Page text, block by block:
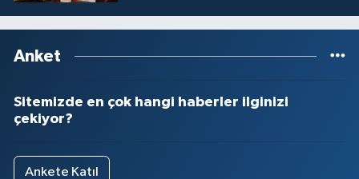
Anket
Sitemizde en çok hangi haberler ilginizi
çekiyor?
Ankete Katıl